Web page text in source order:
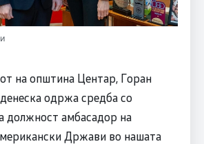
на општина Центар, Горан
одржа средба со
должност амбасадор на
Држави во нашата